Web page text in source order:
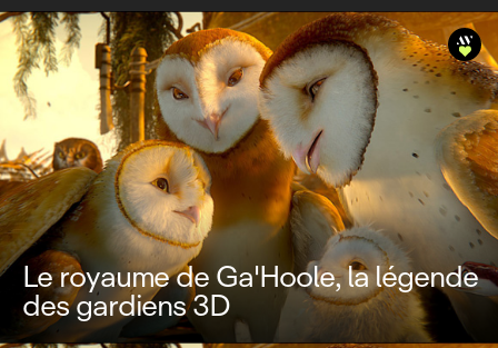
Le royaume de Ga'Hoole, la légende
des gardiens 3D